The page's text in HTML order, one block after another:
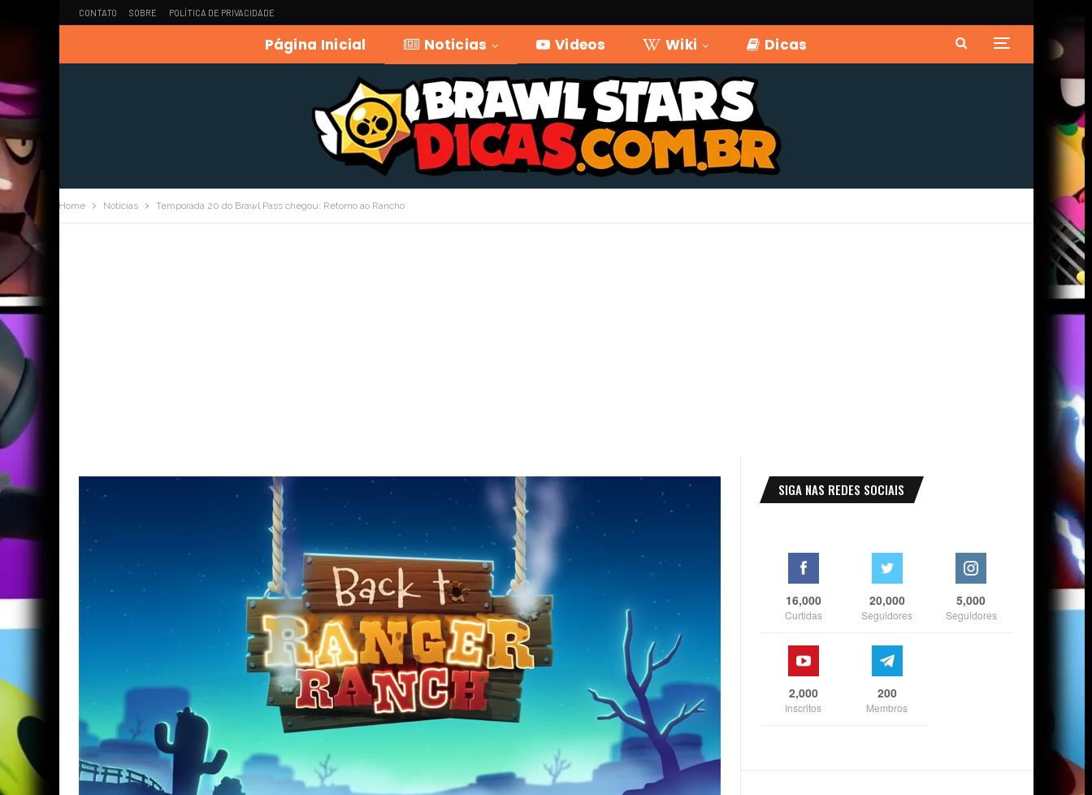
CONTATO SOBRE POLÍTICA DE PRIVACIDADE
Página Inicial Noticias Videos Wiki Dicas
Home Noticias Temporada 20 do Brawl Pass chegou: Retorno ao Rancho
SIGA NAS REDES SOCIAIS
16,000
Curtidas
20,000
Seguidores
5,000
Seguidores
2,000
Inscritos
200
Membros